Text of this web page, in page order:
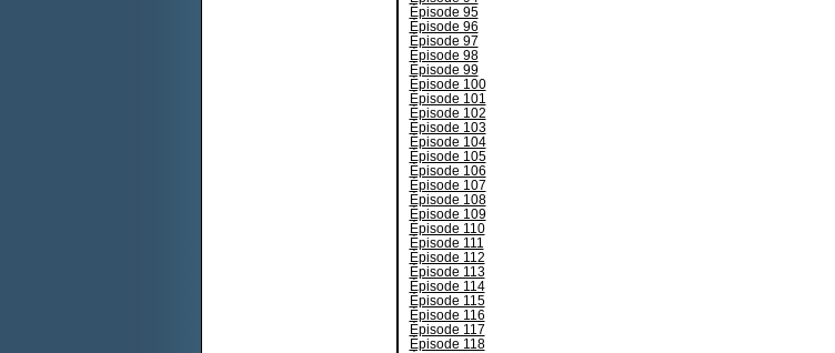
Épisode 95
Épisode 96
Épisode 97
Épisode 98
Épisode 99
Épisode 100
Épisode 101
Épisode 102
Épisode 103
Épisode 104
Épisode 105
Épisode 106
Épisode 107
Épisode 108
Épisode 109
Épisode 110
Épisode 111
Épisode 112
Épisode 113
Épisode 114
Épisode 115
Épisode 116
Épisode 117
Épisode 118